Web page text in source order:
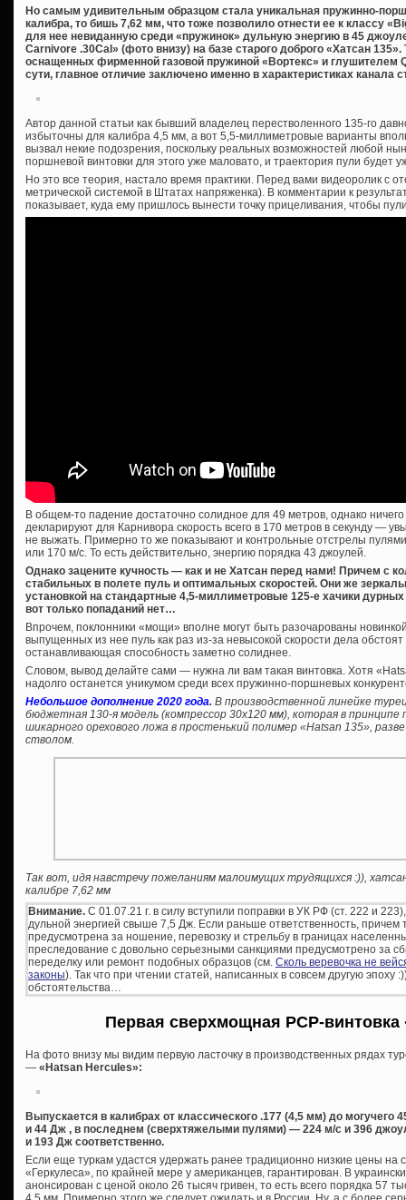
Но самым удивительным образцом стала уникальная пружинно-
калибра, то бишь 7,62 мм, что тоже позволило отнести ее к классу
для нее невиданную среди «пружинок» дульную энергию в 45
Carnivore .30Cal» (фото внизу) на базе старого доброго «Хатсан
оснащенных фирменной газовой пружиной «Вортекс» и глушителем
сути, главное отличие заключено именно в характеристиках канала
Автор данной статьи как бывший владелец перестволенного 135-го
избыточны для калибра 4,5 мм, а вот 5,5-миллиметровые варианты
вызвал некие подозрения, поскольку реальных возможностей любой
поршневой винтовки для этого уже маловато, и траектория пули будет
Но это все теория, настало время практики. Перед вами видеоролик с
метрической системой в Штатах напряженка). В комментарии к
показывает, куда ему пришлось вынести точку прицеливания, чтобы
В общем-то падение достаточно солидное для 49 метров, однако ничего
декларируют для Карнивора скорость всего в 170 метров в секунду —
не выжать. Примерно то же показывают и контрольные отстрелы
или 170 м/с. То есть действительно, энергию порядка 43 джоулей.
Однако зацените кучность — как и не Хатсан перед нами! Причем с
стабильных в полете пуль и оптимальных скоростей. Они же
установкой на стандартные 4,5-миллиметровые 125-е хачики
вот только попаданий нет…
Впрочем, поклонники «мощи» вполне могут быть разочарованы
выпущенных из нее пуль как раз из-за невысокой скорости дела
останавливающая способность заметно солиднее.
Словом, вывод делайте сами — нужна ли вам такая винтовка. Хотя
надолго останется уникумом среди всех пружинно-поршневых
Небольшое дополнение 2020 года. В производственной линейке
бюджетная 130-я модель (компрессор 30х120 мм), которая в
шикарного орехового ложа в простенький полимер «Hatsan 135»,
стволом.
Так вот, идя навстречу пожеланиям малоимущих трудящихся :)),
калибре 7,62 мм
Внимание. С 01.07.21 г. в силу вступили поправки в УК РФ (ст. 222 и
дульной энергией свыше 7,5 Дж. Если раньше ответственность, причем
предусмотрена за ношение, перевозку и стрельбу в границах
преследование с довольно серьезными санкциями предусмотрено за
переделку или ремонт подобных образцов (см. Сколь веревочка не
законы). Так что при чтении статей, написанных в совсем другую эпоху
обстоятельства…
Первая сверхмощная PCP-винтовка
На фото внизу мы видим первую ласточку в производственных рядах
— «Hatsan Hercules»:
Выпускается в калибрах от классического .177 (4,5 мм) до могучего
и 44 Дж , в последнем (сверхтяжелыми пулями) — 224 м/с и 396
и 193 Дж соответственно.
Если еще туркам удастся удержать ранее традиционно низкие цены на
«Геркулеса», по крайней мере у американцев, гарантирован. В
анонсирован с ценой около 26 тысяч гривен, то есть всего порядка 57